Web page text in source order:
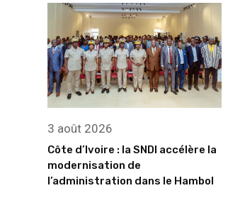
3 août 2026
Côte d’Ivoire : la SNDI accélère la
modernisation de
l’administration dans le Hambol